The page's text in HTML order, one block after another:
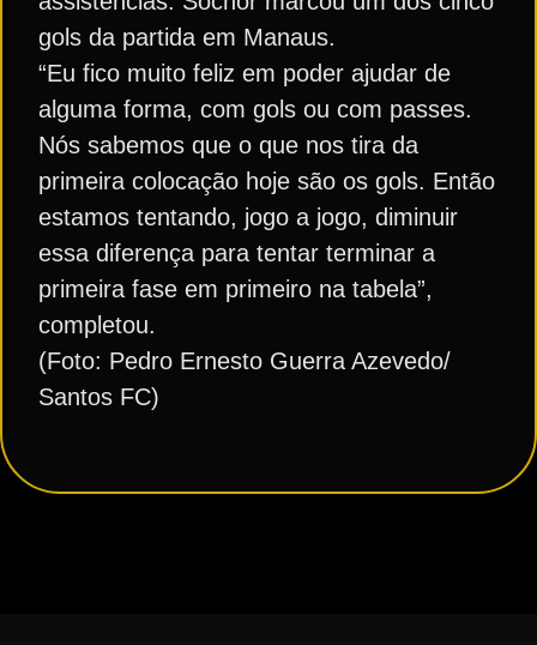
gols da partida em Manaus.
“Eu fico muito feliz em poder ajudar de
alguma forma, com gols ou com passes.
Nós sabemos que o que nos tira da
primeira colocação hoje são os gols. Então
estamos tentando, jogo a jogo, diminuir
essa diferença para tentar terminar a
primeira fase em primeiro na tabela”,
completou.
(Foto: Pedro Ernesto Guerra Azevedo/
Santos FC)